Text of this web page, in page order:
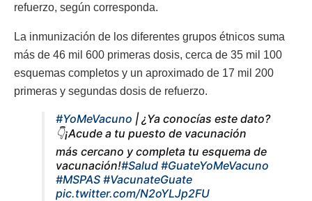
refuerzo, según corresponda.
La inmunización de los diferentes grupos étnicos suma
más de 46 mil 600 primeras dosis, cerca de 35 mil 100
esquemas completos y un aproximado de 17 mil 200
primeras y segundas dosis de refuerzo.
#YoMeVacuno | ¿Ya conocías este dato?
👇¡Acude a tu puesto de vacunación
más cercano y completa tu esquema de
vacunación!#Salud #GuateYoMeVacuno
#MSPAS #VacunateGuate
pic.twitter.com/N2oYLJp2FU